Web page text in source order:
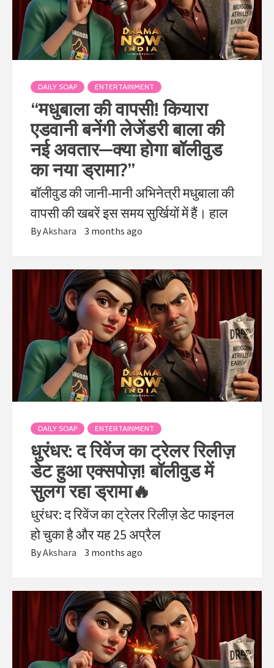
DAILY SOAP ENTERTAINMENT
“मधुबाला की वापसी! कियारा
एडवानी बनेंगी लेजेंडरी बाला की
नई अवतार—क्या होगा बॉलीवुड
का नया ड्रामा?”
बॉलीवुड की जानी-मानी अभिनेत्री मधुबाला की
वापसी की खबरें इस समय सुर्खियों में हैं। हाल
ByAkshara 3 months ago
DAILY SOAP ENTERTAINMENT
धुरंधर: द रिवेंज का ट्रेलर रिलीज़
डेट हुआ एक्सपोज़! बॉलीवुड में
सुलग रहा ड्रामा🔥
धुरंधर: द रिवेंज का ट्रेलर रिलीज़ डेट फाइनल
हो चुका है और यह 25 अप्रैल
ByAkshara 3 months ago